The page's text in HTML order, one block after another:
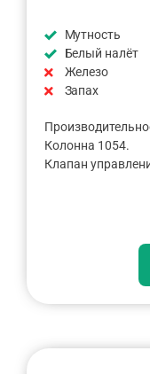
Мутность
Белый налёт
Железо
Запах
Колонна 1054.
Клапан